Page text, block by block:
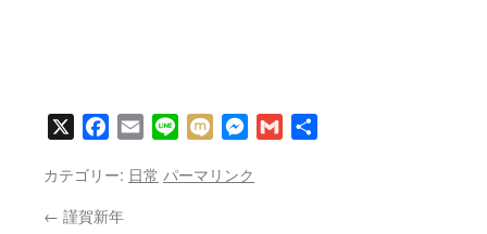
X Facebook
Email Line Mixi Messenger
Gmail
カテゴリー: 日常 パーマリンク
← 謹賀新年